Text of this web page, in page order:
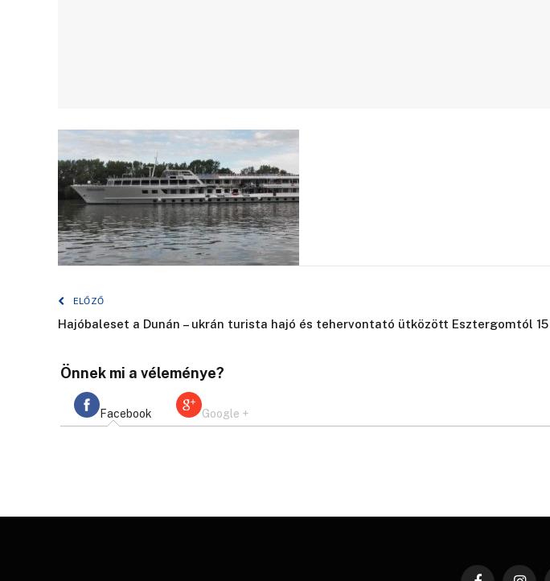
ELŐZŐ
Hajóbaleset a Dunán – ukrán turista hajó és tehervontató ütközött Esztergomtól
Önnek mi a véleménye?
Facebook Google +